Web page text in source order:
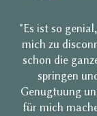
"Es ist so
mich zu
schon die
springen
Genugtuung
für mich